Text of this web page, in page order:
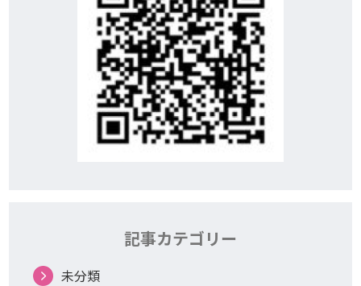
記事カテゴリー
未分類